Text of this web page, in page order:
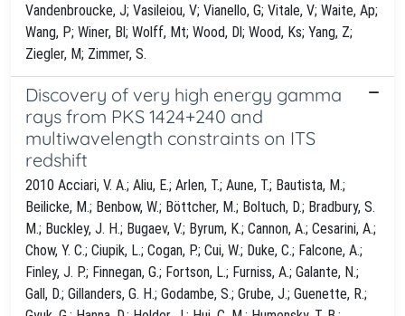
Vandenbroucke, J; Vasileiou, V; Vianello, G; Vitale, V; Waite, Ap;
Wang, P; Winer, Bl; Wolff, Mt; Wood, Dl; Wood, Ks; Yang, Z;
Ziegler, M; Zimmer, S.
Discovery of very high energy gamma
rays from PKS 1424+240 and
multiwavelength constraints on ITS
redshift
2010 Acciari, V. A.; Aliu, E.; Arlen, T.; Aune, T.; Bautista, M.;
Beilicke, M.; Benbow, W.; Böttcher, M.; Boltuch, D.; Bradbury, S.
M.; Buckley, J. H.; Bugaev, V.; Byrum, K.; Cannon, A.; Cesarini, A.;
Chow, Y. C.; Ciupik, L.; Cogan, P.; Cui, W.; Duke, C.; Falcone, A.;
Finley, J. P.; Finnegan, G.; Fortson, L.; Furniss, A.; Galante, N.;
Gall, D.; Gillanders, G. H.; Godambe, S.; Grube, J.; Guenette, R.;